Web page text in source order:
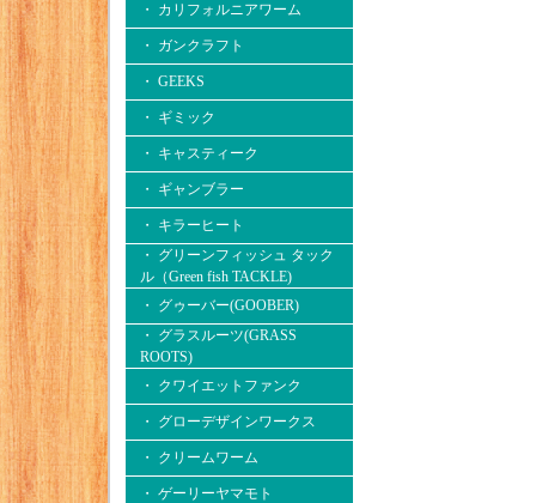
・ カリフォルニアワーム
・ ガンクラフト
・ GEEKS
・ ギミック
・ キャスティーク
・ ギャンブラー
・ キラーヒート
・ グリーンフィッシュ タック
ル（Green fish TACKLE)
・ グゥーバー(GOOBER)
・ グラスルーツ(GRASS
ROOTS)
・ クワイエットファンク
・ グローデザインワークス
・ クリームワーム
・ ゲーリーヤマモト